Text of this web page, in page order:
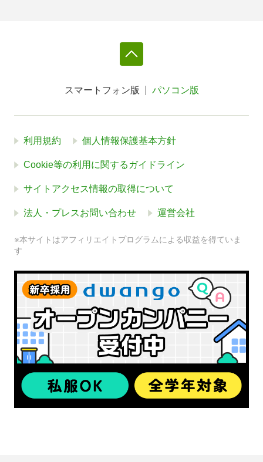
スマートフォン版 パソコン版
利用規約 個人情報保護基本方針
Cookie等の利用に関するガイドライン
サイトアクセス情報の取得について
法人・プレスお問い合わせ 運営会社
※本サイトはアフィリエイトプログラムによる収益を得ていま
す